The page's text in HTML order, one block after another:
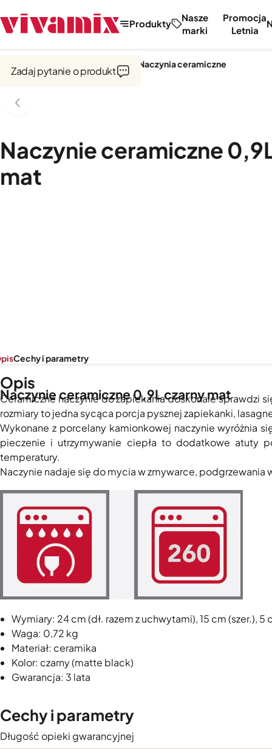
Produkty
Nasze
marki
Promocja
Letnia
Garnki i naczynia Naczynia ceramiczne
Naczynie ceramiczne
mat
Zadaj pytanie o produkt
Naczynie ceramiczne 0,9L czarny mat
Cechy i parametry
Opis
Ceramiczne naczynie do zapiekania doskonale sprawdzi
rozmiary to jedna sycąca porcja pysznej zapiekanki,
Wykonane z porcelany kamionkowej naczynie wyróżnia
pieczenie i utrzymywanie ciepła to dodatkowe atuty
temperatury.
Naczynie nadaje się do mycia w zmywarce,
Wymiary: 24 cm (dł. razem z uchwytami), 15 cm (szer.), 5
Waga: 0,72 kg
Materiał: ceramika
Kolor: czarny (matte black)
Gwarancja: 3 lata
Cechy i parametry
Długość opieki gwarancyjnej